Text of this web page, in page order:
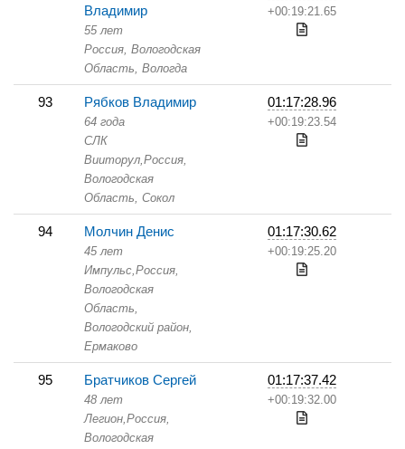
Владимир
55 лет
Россия, Вологодская
Область, Вологда
+00:19:21.65
93 Рябков Владимир
64 года
СЛК
Вииторул,Россия,
Вологодская
Область, Сокол
01:17:28.96
+00:19:23.54
94 Молчин Денис
45 лет
Импульс,Россия,
Вологодская
Область,
Вологодский район,
Ермаково
01:17:30.62
+00:19:25.20
95 Братчиков Сергей
48 лет
Легион,Россия,
Вологодская
01:17:37.42
+00:19:32.00